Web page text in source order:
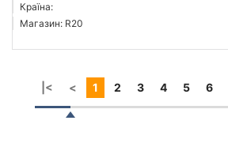
Країна:
Магазин: R20
|< < 1 2 3 4 5 6